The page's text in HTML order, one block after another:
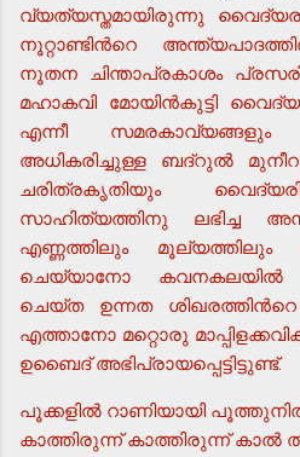
വ്യത്യസ്തമായിരുന്നു
നൂറ്റാണ്ടിന്‍റെ
നൂതന ചിന്താപ്രകാശം
മഹാകവി മോയിന്‍കുട്ടി
എന്നീ
അധികരിച്ചുള്ള ബദ്റുല്‍
ചരിത്രകൃതിയും
സാഹിത്യത്തിനു ലഭിച്ച
എണ്ണത്തിലും
ചെയ്യാനോ
ചെയ്ത ഉന്നത
എത്താനോ മറ്റൊരു
ഉബൈദ് അഭിപ്രായപ്പെട്ടിട്ടുണ്ട്.
പൂക്കളില്‍ റാണിയായി
കാത്തിരുന്ന് കാത്തിരുന്ന് കാല്‍